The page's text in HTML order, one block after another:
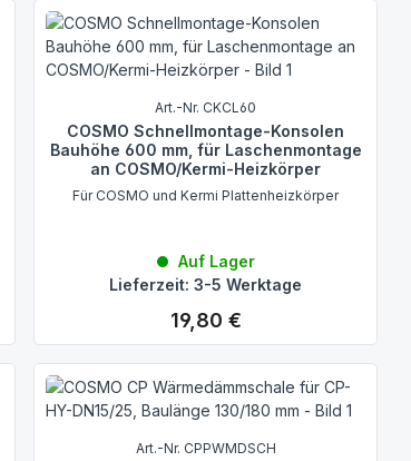
Art.-Nr. CKCL60
COSMO Schnellmontage-Konsolen
Bauhöhe 600 mm, für Laschenmontage
an COSMO/Kermi-Heizkörper
Für COSMO und Kermi Plattenheizkörper
Auf Lager
Lieferzeit: 3-5 Werktage
Regulärer Preis:
19,80 €
Art.-Nr. CPPWMDSCH